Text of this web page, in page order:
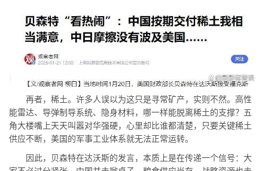
再者，稀土。许多人误以为这只是寻常矿产，实则不然。高性
能雷达、导弹制导系统、隐身材料，哪一样能脱离稀土的支撑？五
角大楼嘴上天天叫嚣对华强硬，心里却比谁都清楚，只要关键稀土
供应不断，美国的军事工业体系就无法正常运转。
因此，贝森特在达沃斯的发言，本质上是在传递一个信号：大